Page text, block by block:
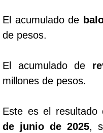
Dorado Mañana
Dorado Noche
Fantástica Día
El acumulado de
de pesos.
El acumulado de
millones de pesos.
Este es el resultado
de junio de 2025,